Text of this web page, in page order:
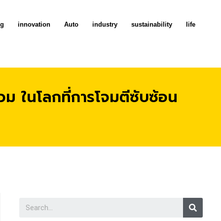
innovation Auto industry sustainability life
ในโลกที่การโจมตีซับซ้อน